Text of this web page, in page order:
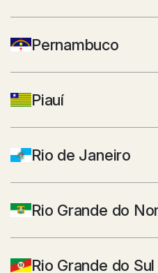
Pernambuco
Piauí
Rio de Janeiro
Rio Grande do
Rio Grande do Sul